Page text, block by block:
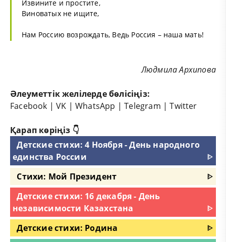
Извините и простите,
Виноватых не ищите,
Нам Россию возрождать, Ведь Россия – наша мать!
Людмила Архипова
Әлеуметтік желілерде бөлісіңіз:
Facebook |VK |WhatsApp |Telegram |Twitter
Қарап көріңіз 👇
Детские стихи: 4 Ноября - День народного
единства России
ᐈ
Стихи: Мой Президент
ᐈ
Детские стихи: 16 декабря - День
независимости Казахстана
ᐈ
Детские стихи: Родина
ᐈ